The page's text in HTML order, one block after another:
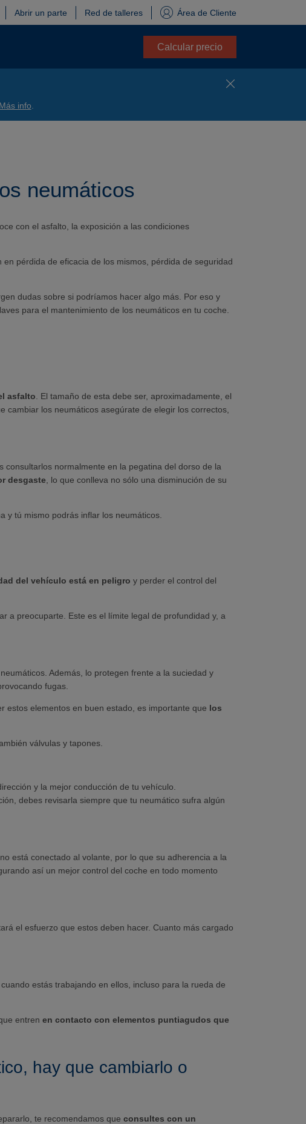
Abrir un parte Red de talleres Área de Cliente
Calcular precio
Más info
neumáticos
con el asfalto, la exposición a las condiciones
pérdida de eficacia de los mismos, pérdida de seguridad
dudas sobre si podríamos hacer algo más. Por eso y
para el mantenimiento de los neumáticos en tu coche.
asfalto . El tamaño de esta debe ser, aproximadamente, el
cambiar los neumáticos asegúrate de elegir los correctos,
consultarlos normalmente en la pegatina del dorso de la
desgaste , lo que conlleva no sólo una disminución de su
y tú mismo podrás inflar los neumáticos.
del vehículo está en peligro y perder el control del
a preocuparte. Este es el límite legal de profundidad y, a
Además, lo protegen frente a la suciedad y
fugas.
estos elementos en buen estado, es importante que los
válvulas y tapones.
y la mejor conducción de tu vehículo.
debes revisarla siempre que tu neumático sufra algún
no está conectado al volante, por lo que su adherencia a la
así un mejor control del coche en todo momento
el esfuerzo que estos deben hacer. Cuanto más cargado
estás trabajando en ellos, incluso para la rueda de
entren en contacto con elementos puntiagudos que
hay que cambiarlo o
te recomendamos que consultes con un